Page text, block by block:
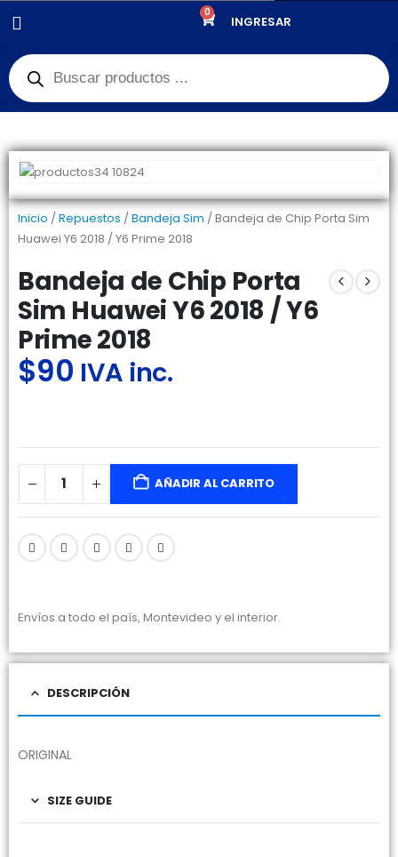
0
INGRESAR
BANDEJA SIM
Inicio /Repuestos /Bandeja Sim / Bandeja de Chip Porta Sim
Huawei Y6 2018 / Y6 Prime 2018
Bandeja de Chip Porta
Sim Huawei Y6 2018 / Y6
Prime 2018
$90 IVA inc.
AÑADIR AL CARRITO
Envíos a todo el país, Montevideo y el interior.
DESCRIPCIÓN
ORIGINAL
SIZE GUIDE